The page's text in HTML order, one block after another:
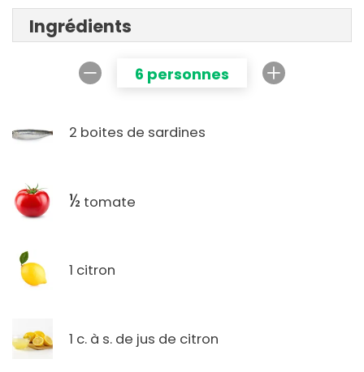
Ingrédients
6 personnes
2 boites de sardines
½ tomate
1 citron
1 c. à s. de jus de citron